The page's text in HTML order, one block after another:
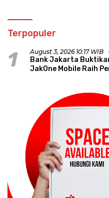
Terpopuler
1 August 3, 2026 10:17 WIB
Bank Jakarta
JakOne Mobile Raih